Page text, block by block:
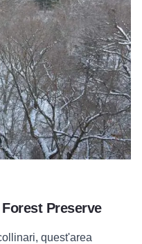
Preserve
quest'area